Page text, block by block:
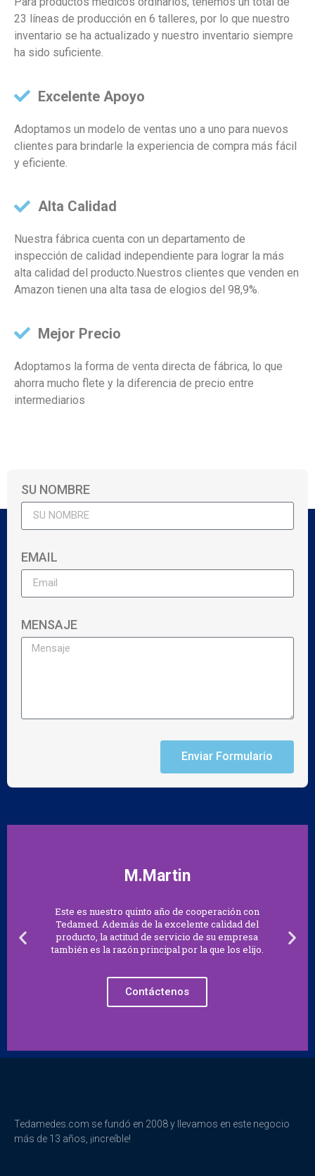
23 líneas de producción en 6 talleres, por lo que nuestro
inventario se ha actualizado y nuestro inventario siempre
ha sido suficiente.
Excelente Apoyo
Adoptamos un modelo de ventas uno a uno para nuevos
clientes para brindarle la experiencia de compra más fácil
y eficiente.
Alta Calidad
Nuestra fábrica cuenta con un departamento de
inspección de calidad independiente para lograr la más
alta calidad del producto.Nuestros clientes que venden en
Amazon tienen una alta tasa de elogios del 98,9%.
Mejor Precio
Adoptamos la forma de venta directa de fábrica, lo que
ahorra mucho flete y la diferencia de precio entre
intermediarios
SU NOMBRE
EMAIL
MENSAJE
Enviar Formulario
M.Martin
Este es nuestro quinto año de cooperación con
Tedamed. Además de la excelente calidad del
producto, la actitud de servicio de su empresa
también es la razón principal por la que los elijo.
Contáctenos
Tedamedes.com se fundó en 2008 y llevamos en este negocio
más de 13 años, ¡increíble!